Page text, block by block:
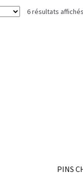
6 résultats affichés
PINS